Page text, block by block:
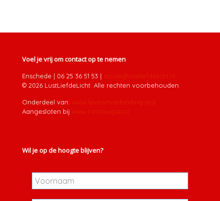
Voel je vrij om contact op te nemen
Enschede | 06 25 36 51 53 | nicole@lustliefdelicht.nl
© 2026 LustLiefdeLicht. Alle rechten voorbehouden.
Onderdeel van: www.leveninverbinding.org
Aangesloten bij www.tantrawijzer.nl
Wil je op de hoogte blijven?